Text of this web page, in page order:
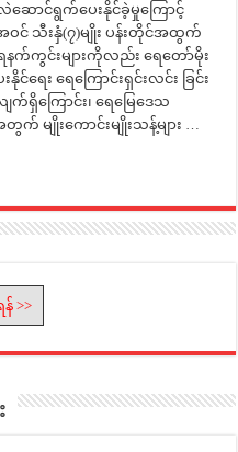
လဲဆောင်ရွက်ပေးနိုင်ခဲ့မှုကြောင့်
ဝင် သီးနှံ(၇)မျိုး ပန်းတိုင်အထွက်
ေနက်ကွင်းများကိုလည်း ရေတော်မိုး
ေး ရေကြောင်းရှင်းလင်း ခြင်း
ရှိကြောင်း၊ ရေမြေဒေသ
မျိုးကောင်းမျိုးသန့်များ …
>>